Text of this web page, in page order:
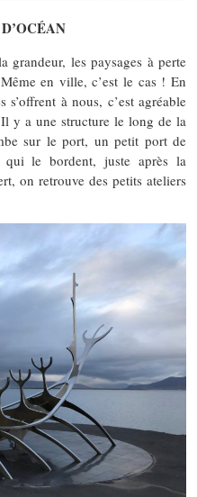
grandeur, les paysages à perte
en ville, c’est le cas ! En
s’offrent à nous, c’est agréable
y a une structure le long de la
sur le port, un petit port de
qui le bordent, juste après la
on retrouve des petits ateliers